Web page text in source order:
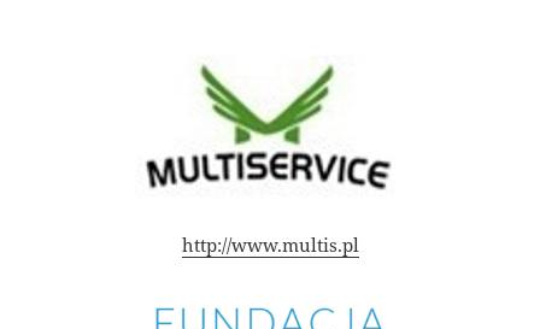
http://www.multis.pl